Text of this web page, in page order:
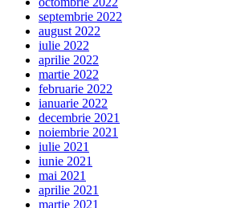
septembrie 2022
august 2022
iulie 2022
aprilie 2022
martie 2022
februarie 2022
ianuarie 2022
decembrie 2021
noiembrie 2021
iulie 2021
iunie 2021
mai 2021
aprilie 2021
martie 2021